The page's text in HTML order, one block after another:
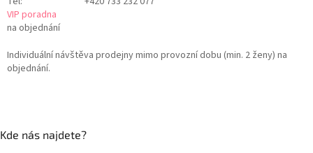
VIP poradna
na objednání
Individuální návštěva prodejny mimo provozní dobu (min. 2 ženy) na
objednání.
Kde nás najdete?